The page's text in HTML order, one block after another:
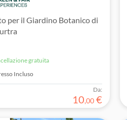
per il Giardino Botanico di
gratuita
Incluso
Da:
10,00 €